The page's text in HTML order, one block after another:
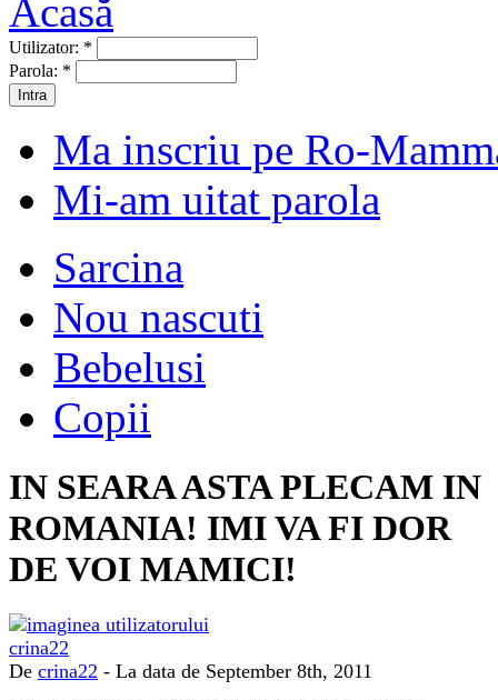
Utilizator: *
Parola: *
Ma inscriu pe Ro-
Mi-am uitat parola
Sarcina
Nou nascuti
Bebelusi
Copii
IN SEARA ASTA PLECAM IN
ROMANIA! IMI VA FI DOR
DE VOI MAMICI!
De crina22 - La data de September 8th, 2011